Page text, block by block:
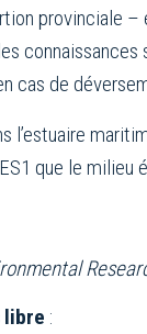
provinciale
cas de
l’estuaire
que le
libre :